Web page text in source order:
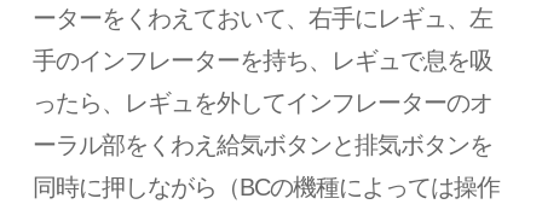
ーターをくわえておいて、右手にレギュ、左
手のインフレーターを持ち、レギュで息を吸
ったら、レギュを外してインフレーターのオ
ーラル部をくわえ給気ボタンと排気ボタンを
同時に押しながら（BCの機種によっては操作